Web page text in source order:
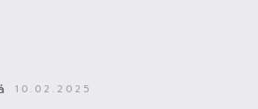
10.02.2025